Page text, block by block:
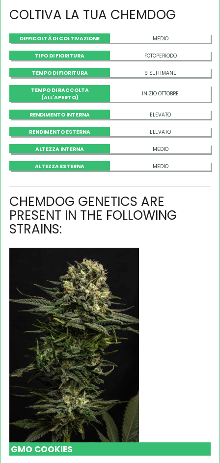
COLTIVA LA TUA CHEMDOG
DIFFICOLTÀ DI COLTIVAZIONE MEDIO
TIPO DI FIORITURA FOTOPERIODO
TEMPO DI FIORITURA 9 SETTIMANE
TEMPO DI RACCOLTA
(ALL'APERTO)
INIZIO OTTOBRE
RENDIMENTO INTERNA ELEVATO
RENDIMENTO ESTERNA ELEVATO
ALTEZZA INTERNA MEDIO
ALTEZZA ESTERNA MEDIO
CHEMDOG GENETICS ARE
PRESENT IN THE FOLLOWING
STRAINS:
GMO COOKIES